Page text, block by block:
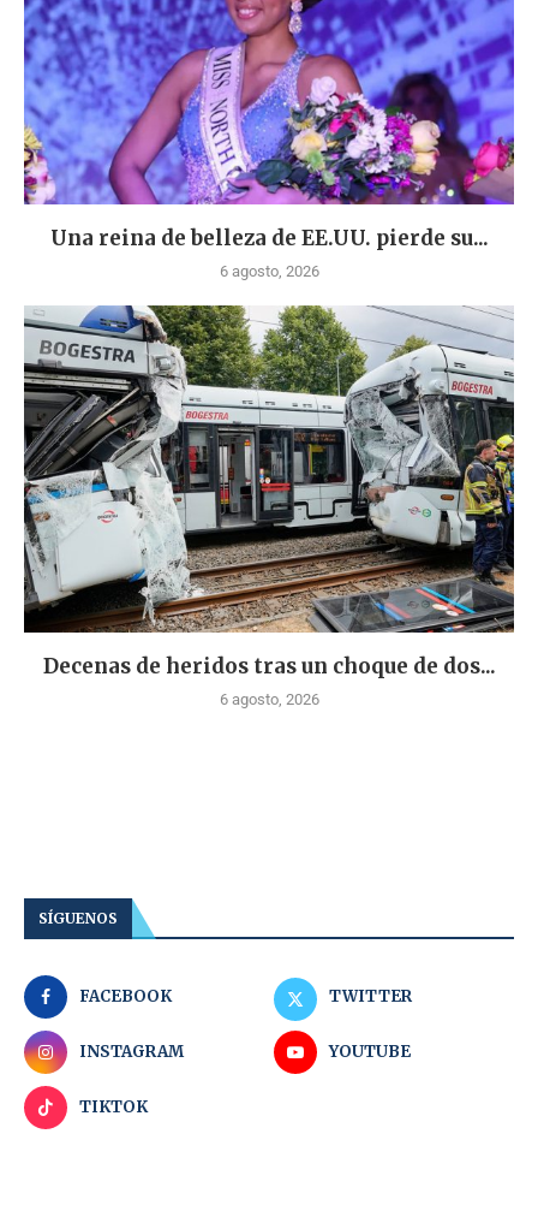
Una reina de belleza de EE.UU. pierde su...
6 agosto, 2026
Decenas de heridos tras un choque de dos...
6 agosto, 2026
SÍGUENOS
FACEBOOK TWITTER
INSTAGRAM YOUTUBE
TIKTOK